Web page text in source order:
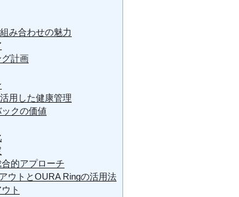
み合わせの魅力
計画
用した健康管理
クの価値
的アプローチ
ウトとOURA Ringの活用法
ト